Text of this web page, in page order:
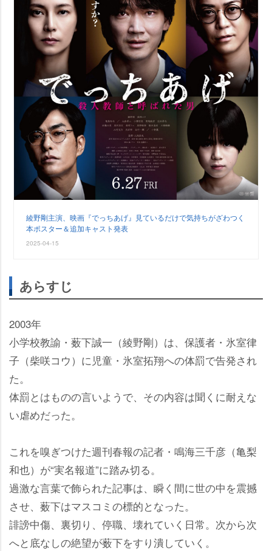
綾野剛主演、映画『でっちあげ』見ているだけで気持ちがざわつく
本ポスター＆追加キャスト発表
2025-04-15
あらすじ
2003年
小学校教諭・薮下誠一（綾野剛）は、保護者・氷室律
子（柴咲コウ）に児童・氷室拓翔への体罰で告発され
た。
体罰とはものの言いようで、その内容は聞くに耐えな
い虐めだった。
これを嗅ぎつけた週刊春報の記者・鳴海三千彦（亀梨
和也）が“実名報道”に踏み切る。
過激な言葉で飾られた記事は、瞬く間に世の中を震撼
させ、薮下はマスコミの標的となった。
誹謗中傷、裏切り、停職、壊れていく日常。次から次
へと底なしの絶望が薮下をすり潰していく。